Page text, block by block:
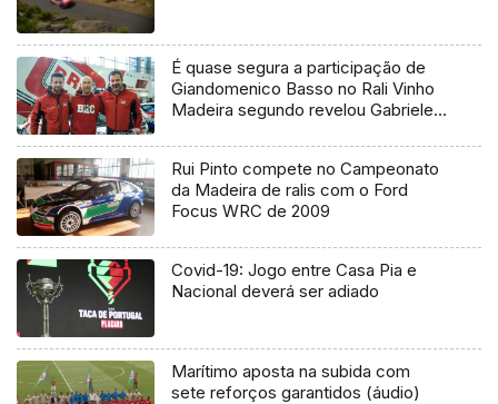
É quase segura a participação de
Giandomenico Basso no Rali Vinho
Madeira segundo revelou Gabriele
Madeira.
Rui Pinto compete no Campeonato
da Madeira de ralis com o Ford
Focus WRC de 2009
Covid-19: Jogo entre Casa Pia e
Nacional deverá ser adiado
Marítimo aposta na subida com
sete reforços garantidos (áudio)